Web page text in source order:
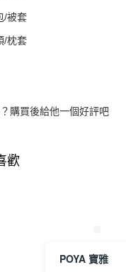
/被套
/枕套
購買後給他一個好評吧
歡
POYA 寶雅